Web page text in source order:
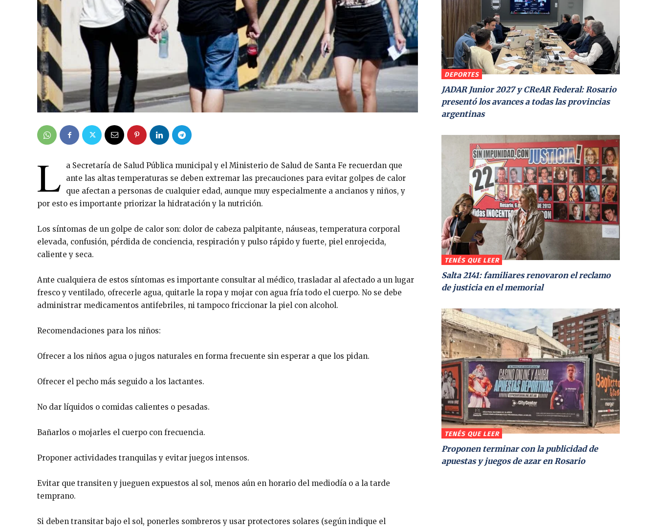
L
a Secretaría de Salud Pública municipal y el Ministerio de Salud de Santa Fe recuerdan que
ante las altas temperaturas se deben extremar las precauciones para evitar golpes de calor
que afectan a personas de cualquier edad, aunque muy especialmente a ancianos y niños, y
por esto es importante priorizar la hidratación y la nutrición.
Los síntomas de un golpe de calor son: dolor de cabeza palpitante, náuseas, temperatura corporal
elevada, confusión, pérdida de conciencia, respiración y pulso rápido y fuerte, piel enrojecida,
caliente y seca.
Ante cualquiera de estos síntomas es importante consultar al médico, trasladar al afectado a un lugar
fresco y ventilado, ofrecerle agua, quitarle la ropa y mojar con agua fría todo el cuerpo. No se debe
administrar medicamentos antifebriles, ni tampoco friccionar la piel con alcohol.
Recomendaciones para los niños:
Ofrecer a los niños agua o jugos naturales en forma frecuente sin esperar a que los pidan.
Ofrecer el pecho más seguido a los lactantes.
No dar líquidos o comidas calientes o pesadas.
Bañarlos o mojarles el cuerpo con frecuencia.
Proponer actividades tranquilas y evitar juegos intensos.
Evitar que transiten y jueguen expuestos al sol, menos aún en horario del mediodía o a la tarde
temprano.
Si deben transitar bajo el sol, ponerles sombreros y usar protectores solares (según indique el
DEPORTES
JADAR Junior 2027 y CReAR Federal: Rosario
presentó los avances a todas las provincias
argentinas
TENÉS QUE LEER
Salta 2141: familiares renovaron el reclamo
de justicia en el memorial
TENÉS QUE LEER
Proponen terminar con la publicidad de
apuestas y juegos de azar en Rosario